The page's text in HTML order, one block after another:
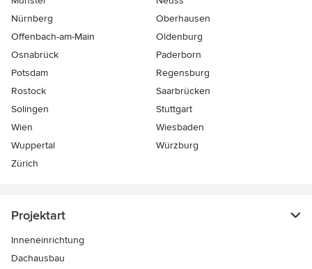
Nürnberg
Oberhausen
Offenbach-am-Main
Oldenburg
Osnabrück
Paderborn
Potsdam
Regensburg
Rostock
Saarbrücken
Solingen
Stuttgart
Wien
Wiesbaden
Wuppertal
Würzburg
Zürich
Projektart
Inneneinrichtung
Dachausbau